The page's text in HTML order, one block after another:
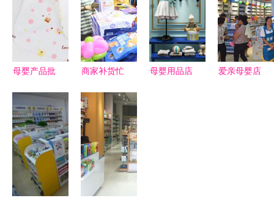
的安心选择
乳服务连锁
新篇章
袭，母婴儿
童用品惊爆
价低至1折
视觉优化
母婴产品批
图片展示如
何助力市场
拓展
商家补货忙
会商品琳琅
满目销购两
旺
母婴用品店
爱亲母婴店